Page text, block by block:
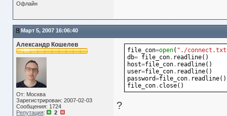
Офлайн
Март 5, 2007 16:06:40
Александр Кошелев
От: Москва
Зарегистрирован: 2007-02-03
Сообщения: 1724
Репутация:
2
file_con=open( "./
db= file_con . readline()
host=file_con . readline()
user=file_con . readline()
password=file_con . readline()
file_con . close()
?